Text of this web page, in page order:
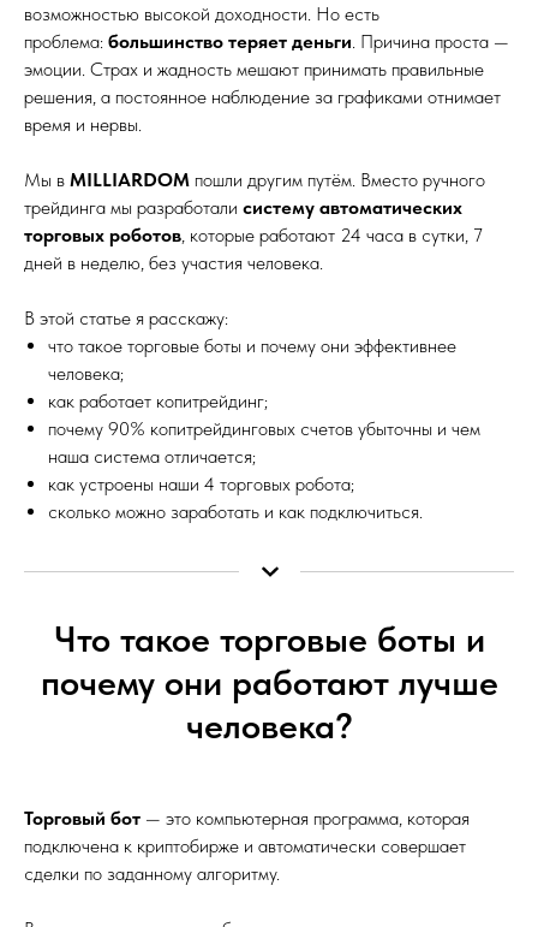
возможностью высокой доходности. Но есть
проблема: большинство теряет деньги. Причина проста —
эмоции. Страх и жадность мешают принимать правильные
решения, а постоянное наблюдение за графиками отнимает
время и нервы.
Мы в MILLIARDOM пошли другим путём. Вместо ручного
трейдинга мы разработали систему автоматических
торговых роботов, которые работают 24 часа в сутки, 7
дней в неделю, без участия человека.
В этой статье я расскажу:
что такое торговые боты и почему они эффективнее
человека;
как работает копитрейдинг;
почему 90% копитрейдинговых счетов убыточны и чем
наша система отличается;
как устроены наши 4 торговых робота;
сколько можно заработать и как подключиться.
Что такое торговые боты и
почему они работают лучше
человека?
Торговый бот — это компьютерная программа, которая
подключена к криптобирже и автоматически совершает
сделки по заданному алгоритму.